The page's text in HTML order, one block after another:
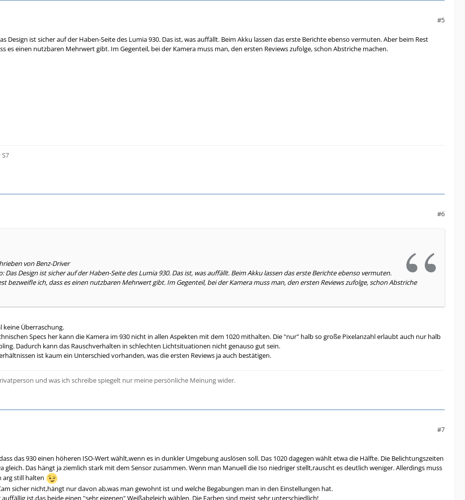
Performance ist sagenhaft. Wenn jemand meint, dass das 1020 schon flüssig läuft, sollte mal das 930 probieren
#5
Design ist sicher auf der Haben-Seite des Lumia 930. Das ist, was auffällt. Beim Akku lassen das erste Berichte ebenso vermuten. Aber beim Rest
es einen nutzbaren Mehrwert gibt. Im Gegenteil, bei der Kamera muss man, den ersten Reviews zufolge, schon Abstriche machen.
#6
von Benz-Driver
Das Design ist sicher auf der Haben-Seite des Lumia 930. Das ist, was auffällt. Beim Akku lassen das erste Berichte ebenso vermuten.
bezweifle ich, dass es einen nutzbaren Mehrwert gibt. Im Gegenteil, bei der Kamera muss man, den ersten Reviews zufolge, schon Abstriche
keine Überraschung.
Specs her kann die Kamera im 930 nicht in allen Aspekten mit dem 1020 mithalten. Die "nur" halb so große Pixelanzahl erlaubt auch nur halb
Dadurch kann das Rauschverhalten in schlechten Lichtsituationen nicht genauso gut sein.
ist kaum ein Unterschied vorhanden, was die ersten Reviews ja auch bestätigen.
und was ich schreibe spiegelt nur meine persönliche Meinung wider.
#7
das 930 einen höheren ISO-Wert wählt,wenn es in dunkler Umgebung auslösen soll. Das 1020 dagegen wählt etwa die Hälfte. Die Belichtungszeiten
gleich. Das hängt ja ziemlich stark mit dem Sensor zusammen. Wenn man Manuell die Iso niedriger stellt,rauscht es deutlich weniger. Allerdings muss
arg still halten
sicher nicht,hängt nur davon ab,was man gewohnt ist und welche Begabungen man in den Einstellungen hat.
auffällig ist,das beide einen "sehr eigenen" Weißabgleich wählen. Die Farben sind meist sehr unterschiedlich!